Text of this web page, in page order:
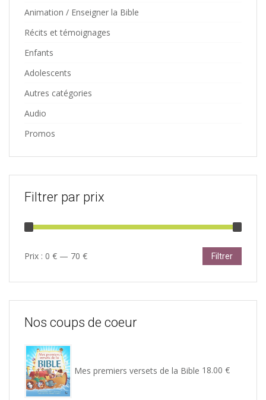
Animation / Enseigner la Bible
Récits et témoignages
Enfants
Adolescents
Autres catégories
Audio
Promos
Filtrer par prix
Prix
Prix
Filtrer
Prix : 0 € — 70 €
Nos coups de coeur
Mes premiers versets de la Bible 18.00 €